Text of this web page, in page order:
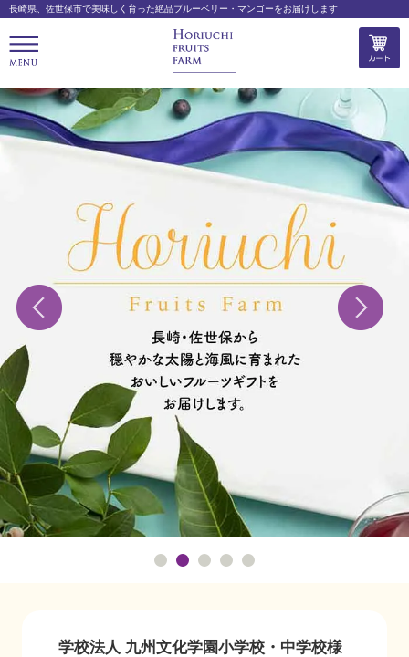
長崎県、佐世保市で美味しく育った絶品ブルーベリー・マンゴーをお届けします
学校法人 九州文化学園小学校・中学校様